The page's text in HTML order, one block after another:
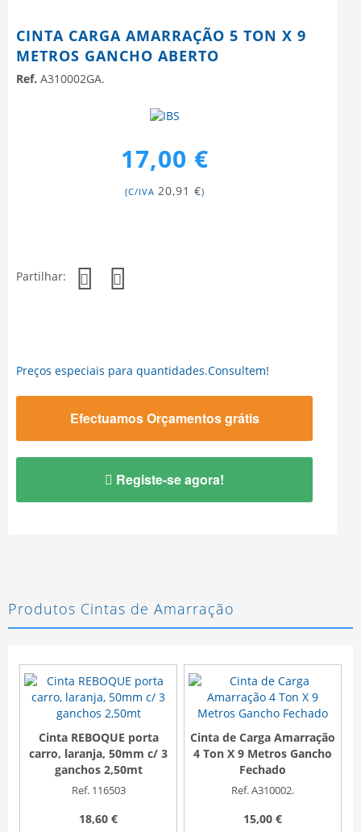
CINTA CARGA AMARRAÇÃO 5 TON X 9
METROS GANCHO ABERTO
Ref. A310002GA.
17,00 €
(C/IVA 20,91 €)
Partilhar:
Preços especiais para quantidades.Consultem!
Efectuamos Orçamentos grátis
Registe-se agora!
Produtos Cintas de Amarração
Cinta REBOQUE porta
carro, laranja, 50mm c/ 3
ganchos 2,50mt
Ref. 116503
18,60 €
Cinta de Carga Amarração
4 Ton X 9 Metros Gancho
Fechado
Ref. A310002.
15,00 €